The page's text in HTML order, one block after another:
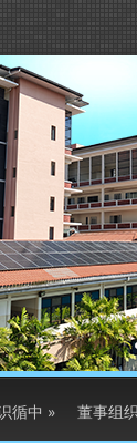
循中 » 董事组织